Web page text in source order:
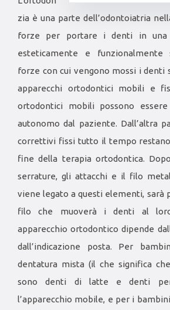
zia è una parte dell’odontoiatria
forze per portare i denti in una
esteticamente e funzionalmente
forze con cui vengono mossi i denti
apparecchi ortodontici mobili e
ortodontici mobili possono
autonomo dal paziente. Dall’altra
correttivi fissi tutto il tempo
fine della terapia ortodontica.
serrature, gli attacchi e il filo
viene legato a questi elementi, sarà
filo che muoverà i denti al
apparecchio ortodontico dipende
dall’indicazione posta. Per
dentatura mista (il che significa
sono denti di latte e denti
l’apparecchio mobile, e per i